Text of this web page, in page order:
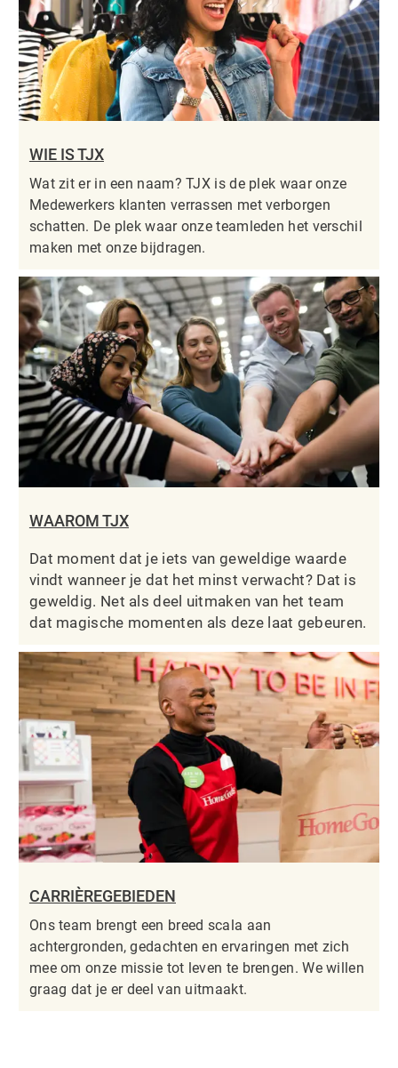
WIE IS TJX
Wat zit er in een naam? TJX is de plek waar onze
Medewerkers klanten verrassen met verborgen
schatten. De plek waar onze teamleden het verschil
maken met onze bijdragen.
WAAROM TJX
Dat moment dat je iets van geweldige waarde
vindt wanneer je dat het minst verwacht? Dat is
geweldig. Net als deel uitmaken van het team
dat magische momenten als deze laat gebeuren.
CARRIÈREGEBIEDEN
Ons team brengt een breed scala aan
achtergronden, gedachten en ervaringen met zich
mee om onze missie tot leven te brengen. We willen
graag dat je er deel van uitmaakt.